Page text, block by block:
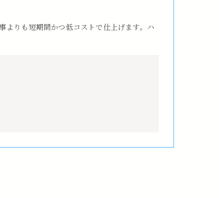
よりも短期間かつ低コストで仕上げます。ハ